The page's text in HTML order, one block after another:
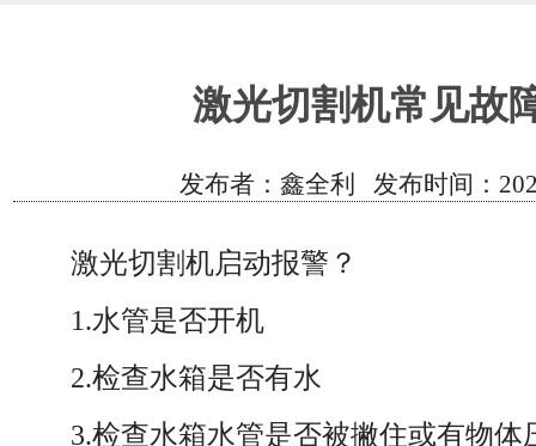
激光切割机常见故
发布者：鑫全利 发布时间：
激光切割机启动报警？
1.水管是否开机
2.检查水箱是否有水
3.检查水箱水管是否被撇住或有物